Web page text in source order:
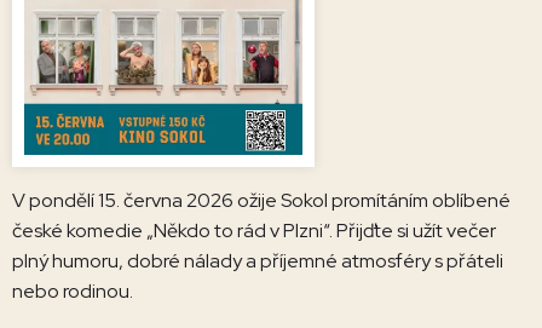
V pondělí 15. června 2026 ožije Sokol promítáním oblíbené
české komedie „Někdo to rád v Plzni“. Přijďte si užít večer
plný humoru, dobré nálady a příjemné atmosféry s přáteli
nebo rodinou.